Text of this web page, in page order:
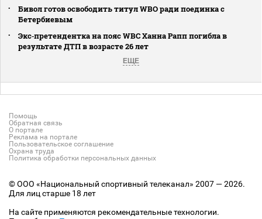
Бивол готов освободить титул WBO ради поединка с
Бетербиевым
Экс‑претендентка на пояс WBC Ханна Рапп погибла в
результате ДТП в возрасте 26 лет
ЕЩЕ
Помощь
Обратная связь
О портале
Реклама на портале
Пользовательское соглашение
Охрана труда
Политика обработки персональных данных
© ООО «Национальный спортивный телеканал» 2007 — 2026.
Для лиц старше 18 лет
На сайте применяются рекомендательные технологии.